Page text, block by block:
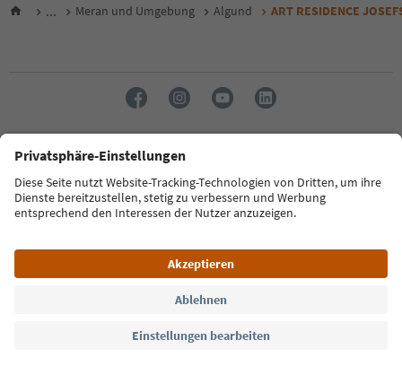
... Meran und Umgebung Algund ART RESIDENCE
Sprache: Deutsch
FAQ Kontakt Presse MICE Datenschutzerklärung
Zugänglichkeitserklärung